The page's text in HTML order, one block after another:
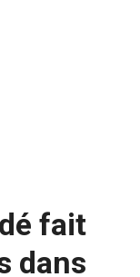
fait
dans